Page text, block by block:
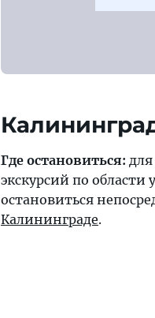
Где остановиться:
экскурсий по области
остановиться
Калининграде.